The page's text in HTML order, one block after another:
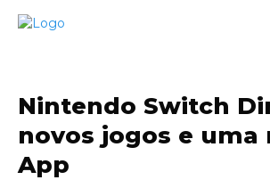
Nintendo Switch
novos jogos e uma
App